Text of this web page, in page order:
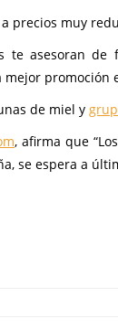
precios muy
asesoran de
promoción
de miel y
, afirma que
se espera a